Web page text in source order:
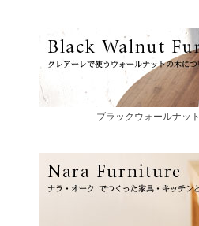
ブラックウォールナッ